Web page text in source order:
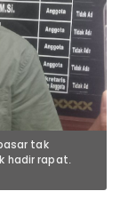
tak
hadir rapat.